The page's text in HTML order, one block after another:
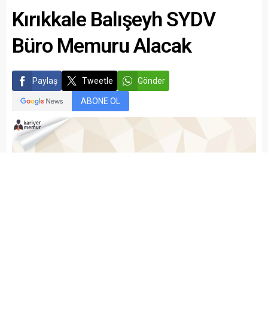
Kırıkkale Balışeyh SYDV
Büro Memuru Alacak
Paylaş Tweetle Gönder
ABONE OL